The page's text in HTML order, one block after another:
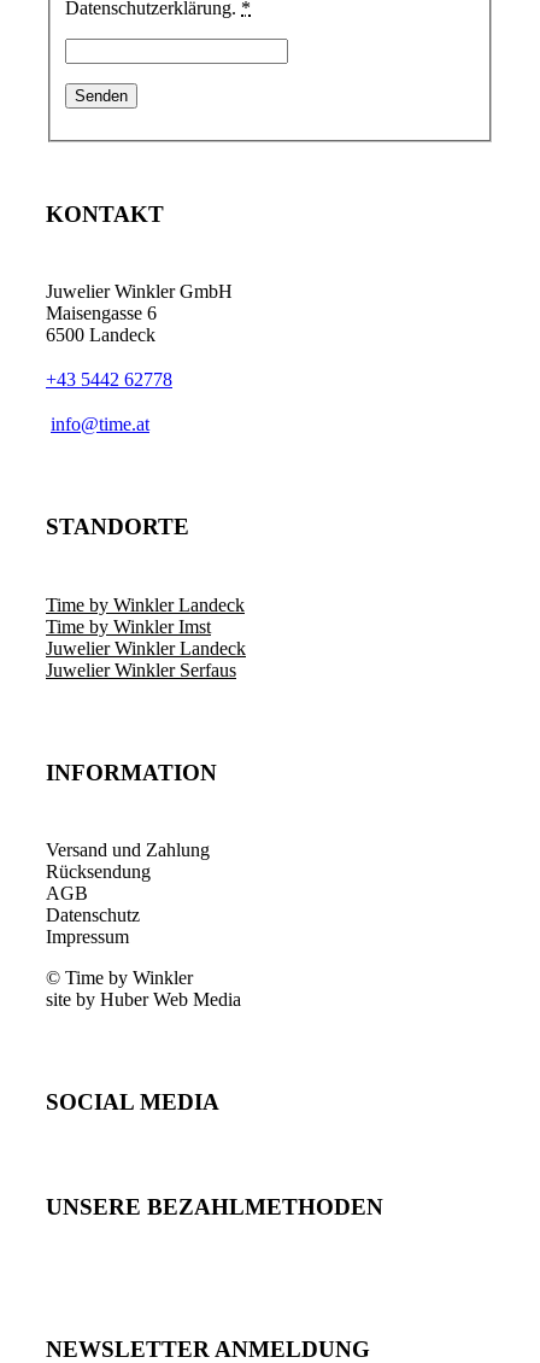
Datenschutzerklärung. *
KONTAKT
Juwelier Winkler GmbH
Maisengasse 6
6500 Landeck
+43 5442 62778
info@time.at
STANDORTE
Time by Winkler Landeck
Time by Winkler Imst
Juwelier Winkler Landeck
Juwelier Winkler Serfaus
INFORMATION
Versand und Zahlung
Rücksendung
AGB
Datenschutz
Impressum
© Time by Winkler
site by Huber Web Media
SOCIAL MEDIA
UNSERE BEZAHLMETHODEN
NEWSLETTER ANMELDUNG